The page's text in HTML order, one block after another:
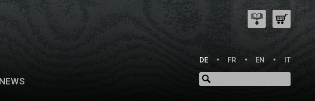
DE
FR EN IT
NEWS